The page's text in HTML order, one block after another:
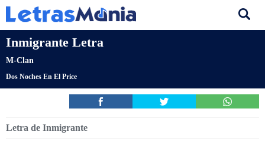
Inmigrante Letra
M-Clan
Dos Noches En El Price
Letra de Inmigrante